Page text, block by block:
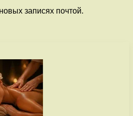
записях почтой.